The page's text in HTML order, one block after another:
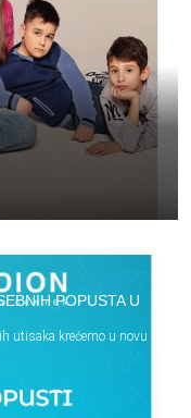
POPUSTA U
utisaka krećemo u novu